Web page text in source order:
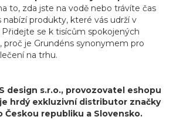
to, zda jste na vodě nebo trávíte čas
nabízí produkty, které vás udrží v
se k tisícům spokojených
proč je Grundéns synonymem pro
na trhu.
design s.r.o., provozovatel eshopu
je hrdý exkluzivní distributor značky
Českou republiku a Slovensko.